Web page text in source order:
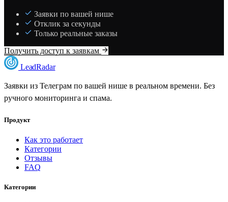
Заявки по вашей нише
Отклик за секунды
Только реальные заказы
Получить доступ к заявкам
LeadRadar
Заявки из Телеграм по вашей нише в реальном времени. Без
ручного мониторинга и спама.
Продукт
Как это работает
Категории
Отзывы
FAQ
Категории